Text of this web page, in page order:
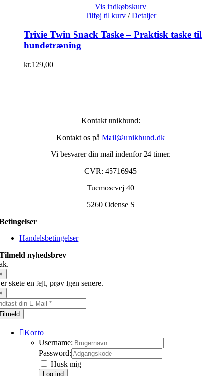
Vis indkøbskurv
Tilføj til kurv / Detaljer
Trixie Twin Snack Taske – Praktisk taske til
hundetræning
kr.129,00
Kontakt unikhund:
Kontakt os på Mail@unikhund.dk
Vi besvarer din mail indenfor 24 timer.
CVR: 45716945
Tuemosevej 40
5260 Odense S
Betingelser
Handelsbetingelser
Tilmeld nyhedsbrev
skete en fejl, prøv igen senere.
Konto
Username:
Password:
Husk mig